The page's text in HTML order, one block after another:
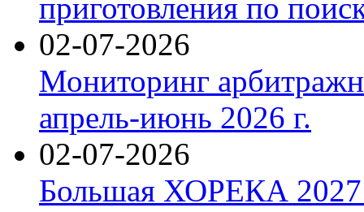
приготовления по
02-07-2026
Мониторинг
апрель-июнь 2026 г.
02-07-2026
Большая ХОРЕКА 2027: